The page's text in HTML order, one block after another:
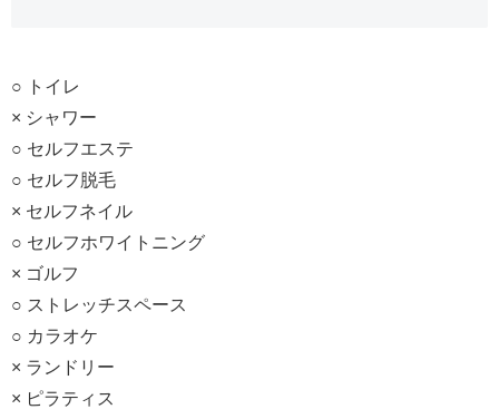
○ トイレ
× シャワー
○ セルフエステ
○ セルフ脱毛
× セルフネイル
○ セルフホワイトニング
× ゴルフ
○ ストレッチスペース
○ カラオケ
× ランドリー
× ピラティス